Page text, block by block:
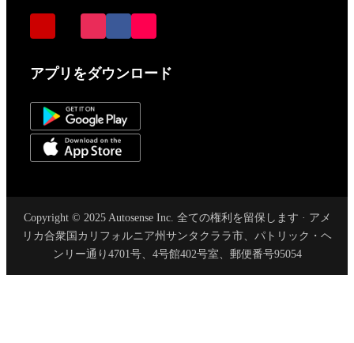
アプリをダウンロード
Copyright © 2025 Autosense Inc. 全ての権利を留保します · アメ
リカ合衆国カリフォルニア州サンタクララ市、パトリック・ヘ
ンリー通り4701号、4号館402号室、郵便番号95054